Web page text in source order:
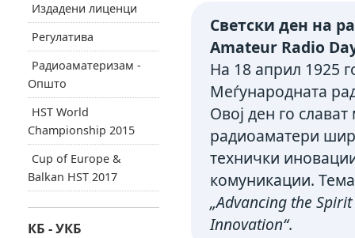
Светски ден на
Amateur Radio
На 18 април 1925
Меѓународната
Овој ден го
радиоаматери
технички
комуникации.
„Advancing the
Innovation“.
Издадени лиценци
Регулатива
Радиоаматеризам -
Општо
HST World
Championship 2015
Cup of Europe &
Balkan HST 2017
КБ - УКБ